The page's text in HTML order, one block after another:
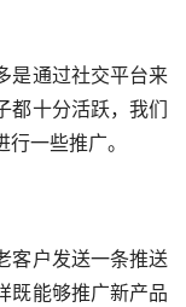
通过社交平台来
都十分活跃，我们
一些推广。
户发送一条推送
既能够推广新产品